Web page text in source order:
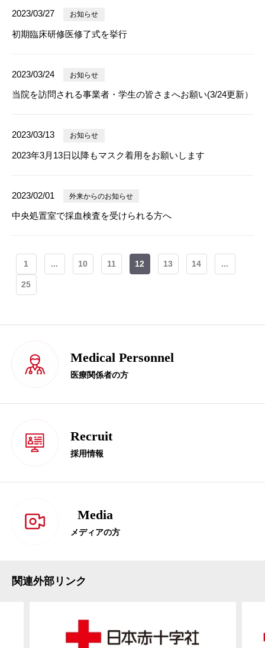
2023/03/27 お知らせ
初期臨床研修医修了式を挙行
2023/03/24 お知らせ
当院を訪問される事業者・学生の皆さまへお願い(3/24更新）
2023/03/13 お知らせ
2023年3月13日以降もマスク着用をお願いします
2023/02/01 外来からのお知らせ
中央処置室で採血検査を受けられる方へ
1 ... 10 11 12 13 14 ...
25
Medical Personnel
医療関係者の方
Recruit
採用情報
Media
メディアの方
関連外部リンク